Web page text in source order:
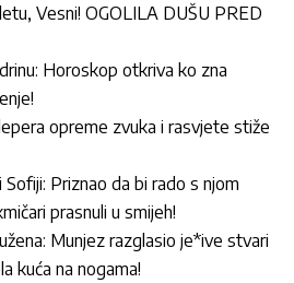
Vesni! OGOLILA DUŠU PRED
Horoskop otkriva ko zna
opreme zvuka i rasvjete stiže
Priznao da bi rado s njom
prasnuli u smijeh!
Munjez razglasio je*ive stvari
kuća na nogama!